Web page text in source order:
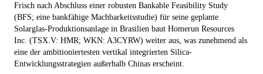
Frisch nach Abschluss einer robusten Bankable Feasibility Study
(BFS; eine bankfähige Machbarkeitsstudie) für seine geplante
Solarglas-Produktionsanlage in Brasilien baut Homerun Resources
Inc. (TSX.V: HMR; WKN: A3CYRW) weiter aus, was zunehmend als
eine der ambitioniertesten vertikal integrierten Silica-
Entwicklungsstrategien außerhalb Chinas erscheint.